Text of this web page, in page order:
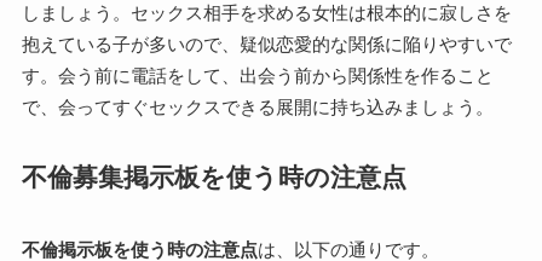
しましょう。セックス相手を求める女性は根本的に寂しさを
抱えている子が多いので、疑似恋愛的な関係に陥りやすいで
す。会う前に電話をして、出会う前から関係性を作ること
で、会ってすぐセックスできる展開に持ち込みましょう。
不倫募集掲示板を使う時の注意点
不倫掲示板を使う時の注意点は、以下の通りです。